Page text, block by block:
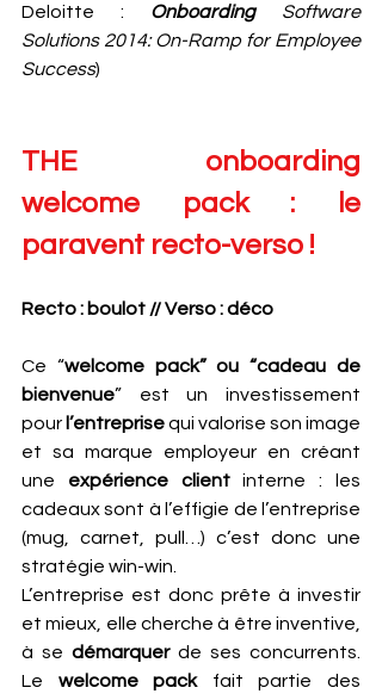
Deloitte : Onboarding Software
Solutions 2014: On-Ramp for Employee
Success)
THE onboarding
welcome pack : le
paravent recto-verso !
Recto : boulot // Verso : déco
Ce “welcome pack” ou “cadeau de
bienvenue” est un investissement
pour l’entreprise qui valorise son image
et sa marque employeur en créant
une expérience client interne : les
cadeaux sont à l’effigie de l’entreprise
(mug, carnet, pull…) c’est donc une
stratégie win-win.
L’entreprise est donc prête à investir
et mieux, elle cherche à être inventive,
à se démarquer de ses concurrents.
Le welcome pack fait partie des